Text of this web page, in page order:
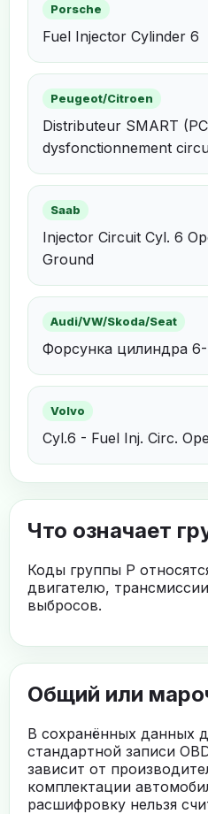
Porsche
Fuel Injector Cylinder 6
Peugeot/Citroen
Distributeur SMART
dysfonctionnement
Saab
Injector Circuit Cyl. 6
Ground
Audi/VW/Skoda/Seat
Форсунка цилиндра
Volvo
Cyl.6 - Fuel Inj. Circ.
Что означает
Коды группы P
двигателю,
выбросов.
Общий или
В сохранённых данных
стандартной записи
зависит от
комплектации
расшифровку нельзя